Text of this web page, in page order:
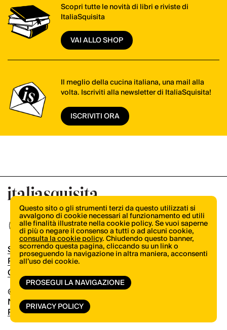
Scopri tutte le novità di libri e riviste di
ItaliaSquisita
VAI ALLO SHOP
Il meglio della cucina italiana, una mail alla
volta. Iscriviti alla newsletter di ItaliaSquisita!
ISCRIVITI ORA
© Copyright 2026.Vertical.it
N.ro Iscrizione ROC 32504
Privacy Policy
Shop
Pubblicità
Contatti
Questo sito o gli strumenti terzi da questo utilizzati si
avvalgono di cookie necessari al funzionamento ed utili
alle finalità illustrate nella cookie policy. Se vuoi saperne
di più o negare il consenso a tutti o ad alcuni cookie,
consulta la cookie policy. Chiudendo questo banner,
scorrendo questa pagina, cliccando su un link o
proseguendo la navigazione in altra maniera, acconsenti
all’uso dei cookie.
PROSEGUI LA NAVIGAZIONE
PRIVACY POLICY